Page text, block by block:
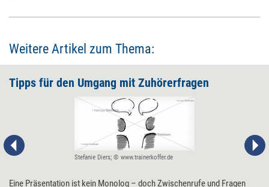
Weitere Artikel zum Thema:
Tipps für den Umgang mit Zuhörerfragen
Stefanie Diers; © www.trainerkoffer.de
Eine Präsentation ist kein Monolog – doch Zwischenrufe und Fragen